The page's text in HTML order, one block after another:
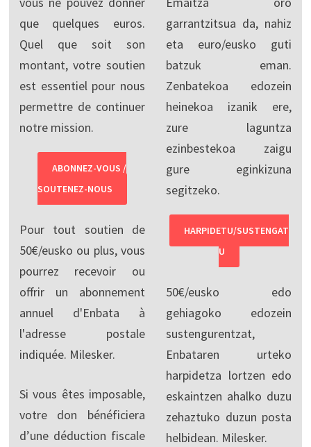
que quelques euros.
Quel que soit son
montant, votre soutien
est essentiel pour nous
permettre de continuer
notre mission.
ABONNEZ-VOUS /
SOUTENEZ-NOUS
Pour tout soutien de
50€/eusko ou plus, vous
pourrez recevoir ou
offrir un abonnement
annuel d'Enbata à
l'adresse postale
indiquée. Milesker.
Si vous êtes imposable,
votre don bénéficiera
d’une déduction fiscale
garrantzitsua da, nahiz
eta euro/eusko guti
batzuk eman.
Zenbatekoa edozein
heinekoa izanik ere,
zure laguntza
ezinbestekoa zaigu
gure eginkizuna
segitzeko.
HARPIDETU/SUSTENGAT
U
50€/eusko edo
gehiagoko edozein
sustengurentzat,
Enbataren urteko
harpidetza lortzen edo
eskaintzen ahalko duzu
zehaztuko duzun posta
helbidean. Milesker.